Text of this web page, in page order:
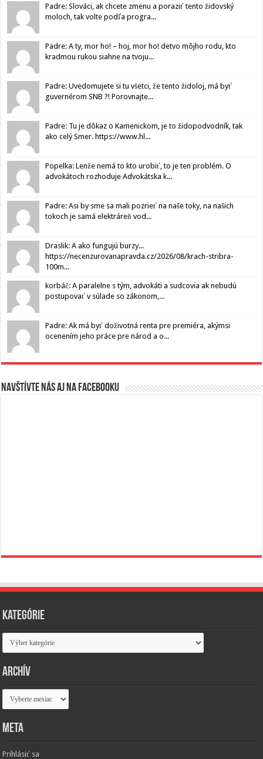
Padre: Slováci, ak chcete zmenu a poraziť tento židovský
moloch, tak volte podľa progra...
Padre: A ty, mor ho! – hoj, mor ho! detvo môjho rodu, kto
kradmou rukou siahne na tvoju...
Padre: Uvedomujete si tu všetci, že tento židoloj, má byť
guvernérom SNB ?! Porovnajte...
Padre: Tu je dôkaz o Kamenickom, je to židopodvodník, tak
ako celý Smer. https://www.hl...
Popelka: Lenže nemá to kto urobiť, to je ten problém. O
advokátoch rozhoduje Advokátska k...
Padre: Asi by sme sa mali pozrieť na naše toky, na našich
tokoch je samá elektráreň vod...
Draslik: A ako fungujú burzy...
https://necenzurovanapravda.cz/2026/08/krach-stribra-
100m...
korbáč: A paralelne s tým, advokáti a sudcovia ak nebudú
postupovať v súlade so zákonom,...
Padre: Ak má byť doživotná renta pre premiéra, akýmsi
ocenením jeho práce pre národ a o...
Navštívte nás aj na Facebooku
Kategórie
Kategórie
Archív
Archív
Meta
Prihlásiť sa